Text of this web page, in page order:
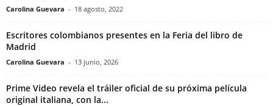
Carolina Guevara - 18 agosto, 2022
Escritores colombianos presentes en la Feria del libro de
Madrid
Carolina Guevara - 13 junio, 2026
Prime Video revela el tráiler oficial de su próxima película
original italiana, con la...